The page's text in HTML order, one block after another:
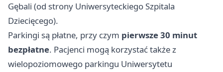
Gębali (od strony Uniwersyteckiego Szpitala
Dziecięcego).
Parkingi są płatne, przy czym pierwsze 30 minut
bezpłatne. Pacjenci mogą korzystać także z
wielopoziomowego parkingu Uniwersytetu